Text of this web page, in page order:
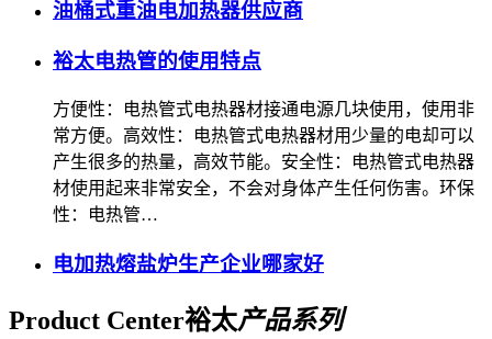
油桶式重油电加热器供应商
裕太电热管的使用特点
方便性：电热管式电热器材接通电源几块使用，使用非
常方便。高效性：电热管式电热器材用少量的电却可以
产生很多的热量，高效节能。安全性：电热管式电热器
材使用起来非常安全，不会对身体产生任何伤害。环保
性：电热管…
电加热熔盐炉生产企业哪家好
Product Center裕太产品系列